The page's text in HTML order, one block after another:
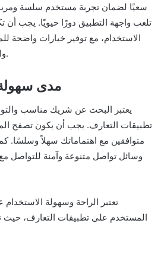
سعيًا لضمان تجربة مستخدم سلسة
تلعب واجهة التطبيق دورًا حيويًا. يجب أن
الاستخدام، مع توفير خيارات واضحة
والتفاعل مع الآخرين بسهولة.
مدى
يعتبر البحث عن شريك مناسب
تطبيقات التعارف. يجب أن يكون تصفح
متوافقين مع اهتماماتك سهلاً وسلسًا.
وسائل تواصل متنوعة وآمنة للتواصل
تعتبر الراحة وسهولة
المستخدم على تطبيقات التعارف، حيث